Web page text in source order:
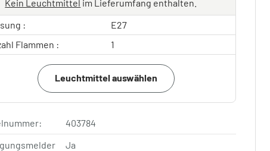
Kein Leuchtmittel im Lieferumfang enthalten.
:
E27
Flammen :
1
Leuchtmittel auswählen
403784
Ja